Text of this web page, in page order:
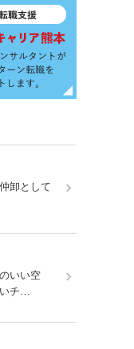
卸として
いい空
いチ…